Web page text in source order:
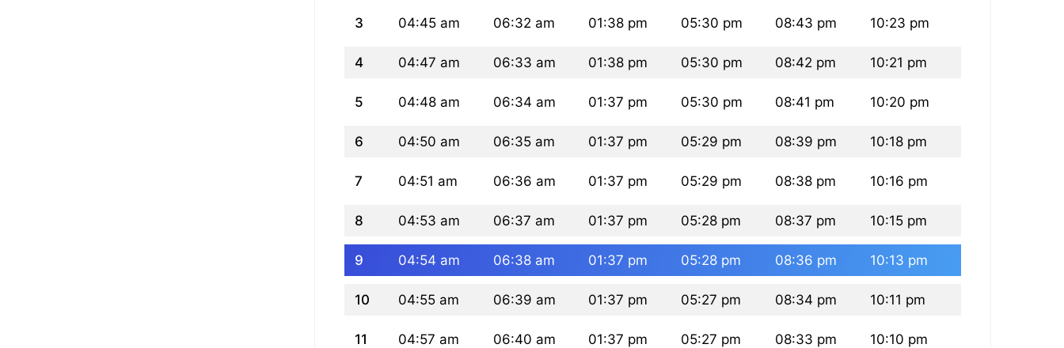
3 04:45 am 06:32 am 01:38 pm 05:30 pm 08:43 pm 10:23 pm
4 04:47 am 06:33 am 01:38 pm 05:30 pm 08:42 pm 10:21 pm
5 04:48 am 06:34 am 01:37 pm 05:30 pm 08:41 pm 10:20 pm
6 04:50 am 06:35 am 01:37 pm 05:29 pm 08:39 pm 10:18 pm
7 04:51 am 06:36 am 01:37 pm 05:29 pm 08:38 pm 10:16 pm
8 04:53 am 06:37 am 01:37 pm 05:28 pm 08:37 pm 10:15 pm
9 04:54 am 06:38 am 01:37 pm 05:28 pm 08:36 pm 10:13 pm
10 04:55 am 06:39 am 01:37 pm 05:27 pm 08:34 pm 10:11 pm
11 04:57 am 06:40 am 01:37 pm 05:27 pm 08:33 pm 10:10 pm